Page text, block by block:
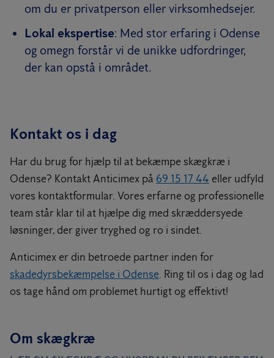
om du er privatperson eller virksomhedsejer.
Lokal ekspertise: Med stor erfaring i Odense
og omegn forstår vi de unikke udfordringer,
der kan opstå i området.
Kontakt os i dag
Har du brug for hjælp til at bekæmpe skægkræ i
Odense? Kontakt Anticimex på 69 15 17 44 eller udfyld
vores kontaktformular. Vores erfarne og professionelle
team står klar til at hjælpe dig med skræddersyede
løsninger, der giver tryghed og ro i sindet.
Anticimex er din betroede partner inden for
skadedyrsbekæmpelse i Odense. Ring til os i dag og lad
os tage hånd om problemet hurtigt og effektivt!
Om skægkræ